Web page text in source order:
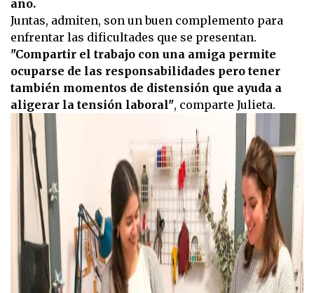
año.
Juntas, admiten, son un buen complemento para
enfrentar las dificultades que se presentan.
"Compartir el trabajo con una amiga permite
ocuparse de las responsabilidades pero tener
también momentos de distensión que ayuda a
aligerar la tensión laboral", comparte Julieta.